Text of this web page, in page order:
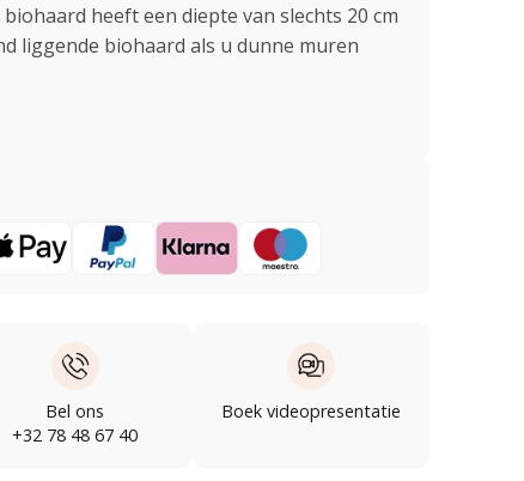
heeft een diepte van slechts 20 cm
liggende biohaard als u dunne muren
Bel ons
+32 78 48 67 40
Boek videopresentatie